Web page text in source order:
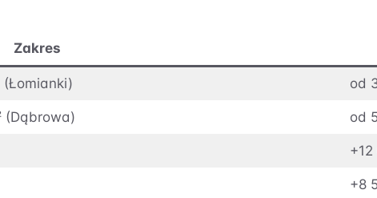
Zakres
(Łomianki) od
(Dąbrowa) od
+12
+8